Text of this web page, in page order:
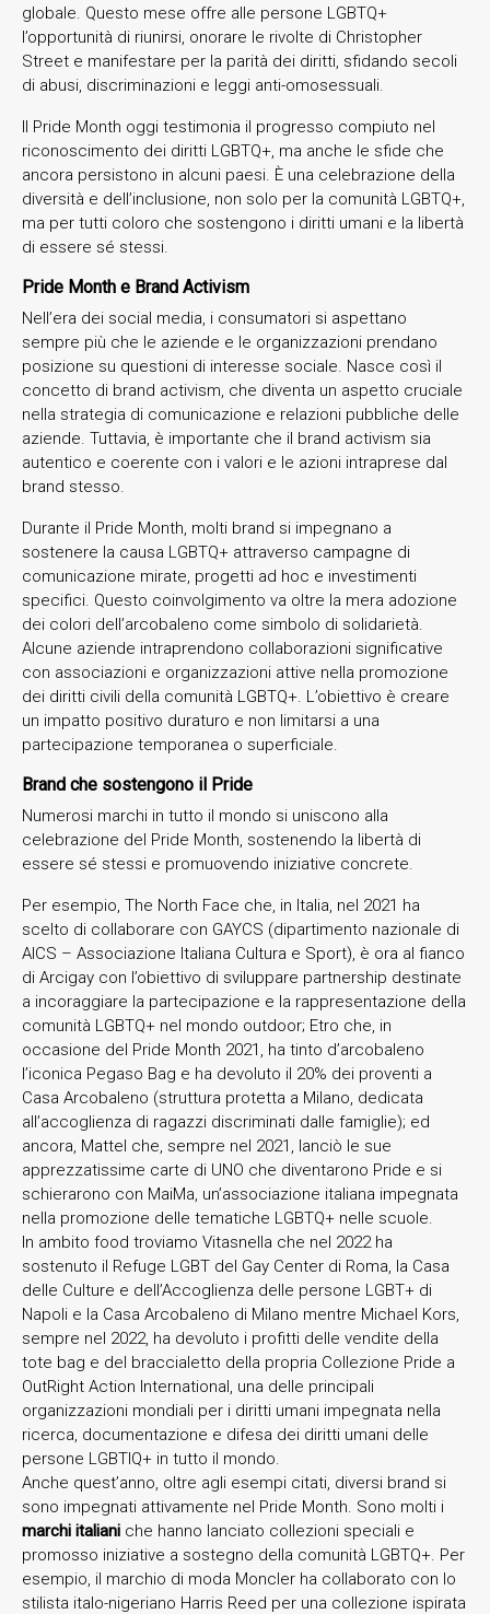
globale. Questo mese offre alle persone LGBTQ+
l’opportunità di riunirsi, onorare le rivolte di Christopher
Street e manifestare per la parità dei diritti, sfidando secoli
di abusi, discriminazioni e leggi anti-omosessuali.
Il Pride Month oggi testimonia il progresso compiuto nel
riconoscimento dei diritti LGBTQ+, ma anche le sfide che
ancora persistono in alcuni paesi. È una celebrazione della
diversità e dell’inclusione, non solo per la comunità LGBTQ+,
ma per tutti coloro che sostengono i diritti umani e la libertà
di essere sé stessi.
Pride Month e Brand Activism
Nell’era dei social media, i consumatori si aspettano
sempre più che le aziende e le organizzazioni prendano
posizione su questioni di interesse sociale. Nasce così il
concetto di brand activism, che diventa un aspetto cruciale
nella strategia di comunicazione e relazioni pubbliche delle
aziende. Tuttavia, è importante che il brand activism sia
autentico e coerente con i valori e le azioni intraprese dal
brand stesso.
Durante il Pride Month, molti brand si impegnano a
sostenere la causa LGBTQ+ attraverso campagne di
comunicazione mirate, progetti ad hoc e investimenti
specifici. Questo coinvolgimento va oltre la mera adozione
dei colori dell’arcobaleno come simbolo di solidarietà.
Alcune aziende intraprendono collaborazioni significative
con associazioni e organizzazioni attive nella promozione
dei diritti civili della comunità LGBTQ+. L’obiettivo è creare
un impatto positivo duraturo e non limitarsi a una
partecipazione temporanea o superficiale.
Brand che sostengono il Pride
Numerosi marchi in tutto il mondo si uniscono alla
celebrazione del Pride Month, sostenendo la libertà di
essere sé stessi e promuovendo iniziative concrete.
Per esempio, The North Face che, in Italia, nel 2021 ha
scelto di collaborare con GAYCS (dipartimento nazionale di
AICS – Associazione Italiana Cultura e Sport), è ora al fianco
di Arcigay con l’obiettivo di sviluppare partnership destinate
a incoraggiare la partecipazione e la rappresentazione della
comunità LGBTQ+ nel mondo outdoor; Etro che, in
occasione del Pride Month 2021, ha tinto d’arcobaleno
l’iconica Pegaso Bag e ha devoluto il 20% dei proventi a
Casa Arcobaleno (struttura protetta a Milano, dedicata
all’accoglienza di ragazzi discriminati dalle famiglie); ed
ancora, Mattel che, sempre nel 2021, lanciò le sue
apprezzatissime carte di UNO che diventarono Pride e si
schierarono con MaiMa, un’associazione italiana impegnata
nella promozione delle tematiche LGBTQ+ nelle scuole.
In ambito food troviamo Vitasnella che nel 2022 ha
sostenuto il Refuge LGBT del Gay Center di Roma, la Casa
delle Culture e dell’Accoglienza delle persone LGBT+ di
Napoli e la Casa Arcobaleno di Milano mentre Michael Kors,
sempre nel 2022, ha devoluto i profitti delle vendite della
tote bag e del braccialetto della propria Collezione Pride a
OutRight Action International, una delle principali
organizzazioni mondiali per i diritti umani impegnata nella
ricerca, documentazione e difesa dei diritti umani delle
persone LGBTIQ+ in tutto il mondo.
Anche quest’anno, oltre agli esempi citati, diversi brand si
sono impegnati attivamente nel Pride Month. Sono molti i
marchi italiani che hanno lanciato collezioni speciali e
promosso iniziative a sostegno della comunità LGBTQ+. Per
esempio, il marchio di moda Moncler ha collaborato con lo
stilista italo-nigeriano Harris Reed per una collezione ispirata